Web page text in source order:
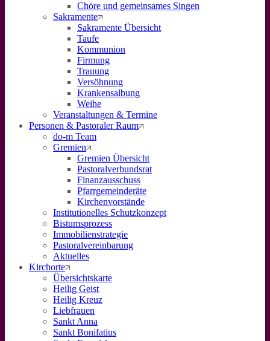
Chöre und gemeinsames Singen
Sakramente
Sakramente Übersicht
Taufe
Kommunion
Firmung
Trauung
Versöhnung
Krankensalbung
Weihe
Veranstaltungen & Termine
Personen & Pastoraler Raum
do-m Team
Gremien
Gremien Übersicht
Pastoralverbundsrat
Finanzausschuss
Pfarrgemeinderäte
Kirchenvorstände
Institutionelles Schutzkonzept
Bistumsprozess
Immobilienstrategie
Pastoralvereinbarung
Aktuelles
Kirchorte
Übersichtskarte
Heilig Geist
Heilig Kreuz
Liebfrauen
Sankt Anna
Sankt Bonifatius